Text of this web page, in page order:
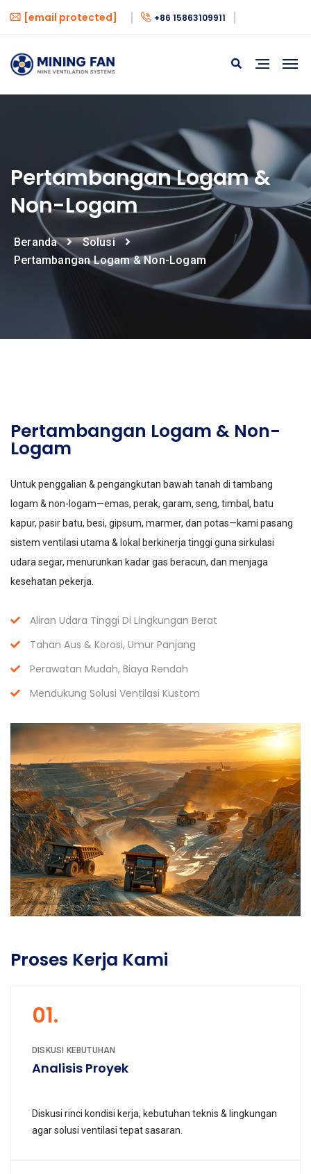
[email protected] +86 15863109911
Pertambangan Logam &
Non-Logam
Beranda
Solusi
Pertambangan Logam & Non-Logam
Pertambangan Logam & Non-
Logam
Untuk penggalian & pengangkutan bawah tanah di tambang
logam & non-logam—emas, perak, garam, seng, timbal, batu
kapur, pasir batu, besi, gipsum, marmer, dan potas—kami pasang
sistem ventilasi utama & lokal berkinerja tinggi guna sirkulasi
udara segar, menurunkan kadar gas beracun, dan menjaga
kesehatan pekerja.
Aliran Udara Tinggi Di Lingkungan Berat
Tahan Aus & Korosi, Umur Panjang
Perawatan Mudah, Biaya Rendah
Mendukung Solusi Ventilasi Kustom
Proses Kerja Kami
01.
DISKUSI KEBUTUHAN
Analisis Proyek
Diskusi rinci kondisi kerja, kebutuhan teknis & lingkungan
agar solusi ventilasi tepat sasaran.